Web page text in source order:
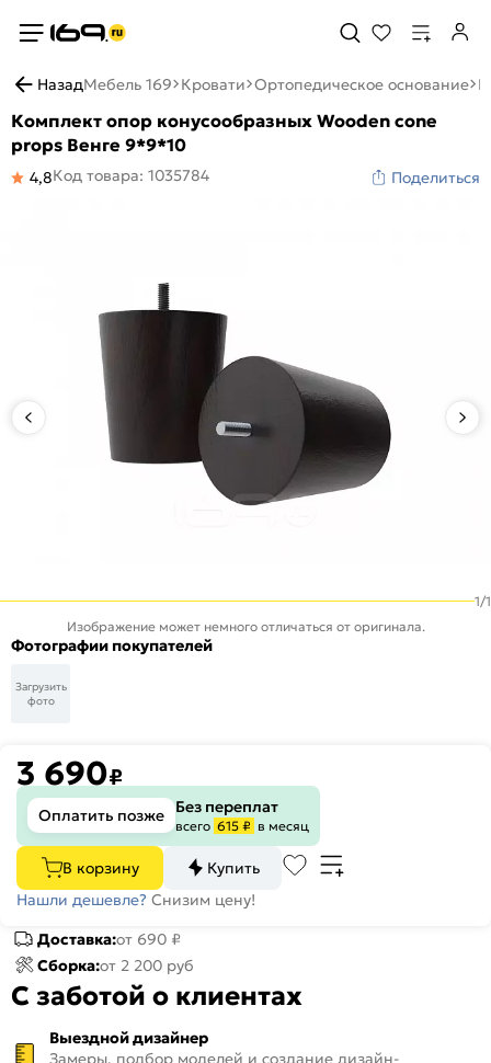
НазадМебель 169 Кровати Ортопедическое основание
Комплект опор конусообразных Wooden cone
props Венге 9*9*10
4,8Код товара: 1035784 Поделиться
1/1
Изображение может немного отличаться от оригинала.
Фотографии покупателей
Загрузить
фото
3 690₽
Оплатить позже Без переплат
всего 615 ₽ в месяц
В корзину
Купить
Нашли дешевле? Снизим цену!
Доставка:от 690 ₽
Сборка:от 2 200 руб
С заботой о клиентах
Выездной дизайнер
Замеры, подбор моделей и создание дизайн-